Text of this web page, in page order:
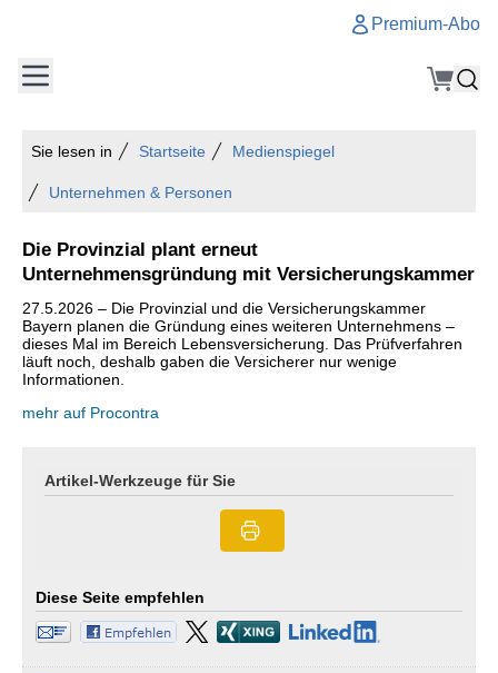
Premium-Abo
Sie lesen in Startseite Medienspiegel
Unternehmen & Personen
Die Provinzial plant erneut
Unternehmensgründung mit Versicherungskammer
27.5.2026 – Die Provinzial und die Versicherungskammer
Bayern planen die Gründung eines weiteren Unternehmens –
dieses Mal im Bereich Lebensversicherung. Das Prüfverfahren
läuft noch, deshalb gaben die Versicherer nur wenige
Informationen.
mehr auf Procontra
Artikel-Werkzeuge für Sie
Diese Seite empfehlen